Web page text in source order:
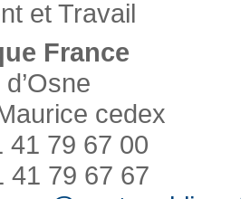
et Travail
France
cedex
41 79 67 00
41 79 67 67